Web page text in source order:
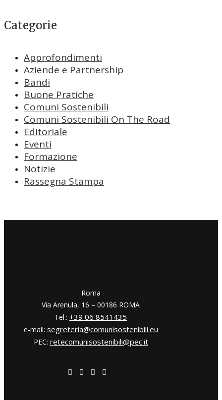
Categorie
Approfondimenti
Aziende e Partnership
Bandi
Buone Pratiche
Comuni Sostenibili
Comuni Sostenibili On The Road
Editoriale
Eventi
Formazione
Notizie
Rassegna Stampa
​​Roma
Via Arenula, 16 – 00186 ROMA
Tel.: +39 06 8541435
e-mail: segreteria@comunisostenibili.eu
PEC: retecomunisostenibili@pec.it